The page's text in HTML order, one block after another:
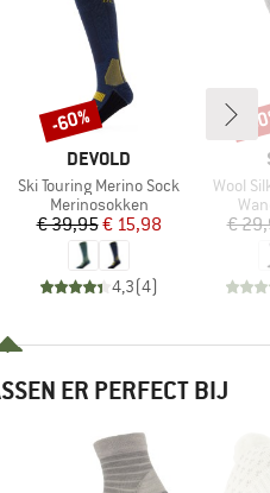
MERK
DEVOLD
Artikel
Ski Touring Merino Sock
Productgroep
Merinosokken
Prijs
€ 39,95Verlaagde prijs
€ 15,98
4,3(4)
Korting
-60%
Artikel
Wool
€
-
ER PERFECT BIJ